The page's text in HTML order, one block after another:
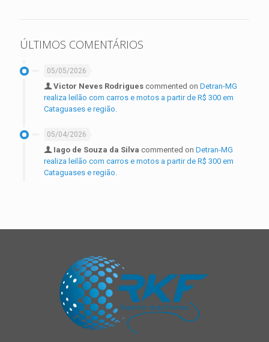
ÚLTIMOS COMENTÁRIOS
05/05/2026
Victor Neves Rodrigues commented on Detran-MG
realiza leilão com carros e motos a partir de R$ 300 em
Cataguases e região.
05/04/2026
Iago de Souza da Silva commented on Detran-MG
realiza leilão com carros e motos a partir de R$ 300 em
Cataguases e região.